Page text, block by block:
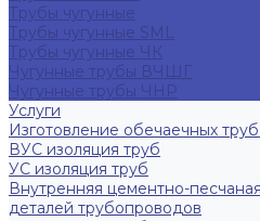
Трубы чугунные
Трубы чугунные SML
Трубы чугунные ЧК
Чугунные трубы ВЧШГ
Чугунные трубы ЧНР
Услуги
Изготовление обечаечных
ВУС изоляция труб
УС изоляция труб
Внутренняя цементно-
деталей трубопроводов